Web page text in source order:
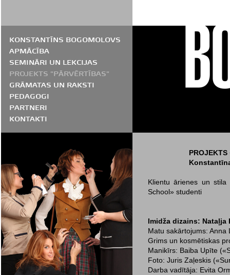
KONSTANTĪNS BOGOMOLOVS
APMĀCĪBA
SEMINĀRI UN LEKCIJAS
PROJEKTS "PĀRVĒRTĪBAS"
GRĀMATAS UN RAKSTI
PEDAGOGI
PARTNERI
KONTAKTI
Klientu ārienes un stila
School» studenti
Imidža dizains: Nataļja
Matu sakārtojums:
Grims un kosmētiskas
Manikīrs: Baiba Upīte
Foto: Juris Zaļeskis
Darba vadītāja: Evita